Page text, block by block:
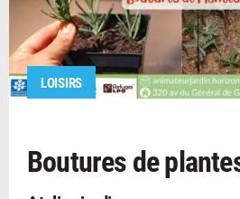
LOISIRS
Boutures de